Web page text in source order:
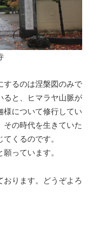
するのは涅槃図のみで
ると、ヒマラヤ山脈が
様について修行してい
その時代を生きていた
くるのです。
っています。
おります。どうぞよろ